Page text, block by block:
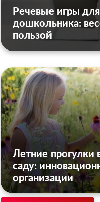
Речевые игры для
дошкольника:
пользой
Летние прогулки
саду:
организации